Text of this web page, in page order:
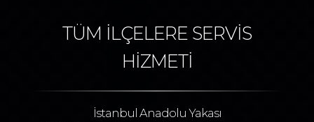
TÜM İLÇELERE SERVİS
HİZMETİ
İstanbul Anadolu Yakası